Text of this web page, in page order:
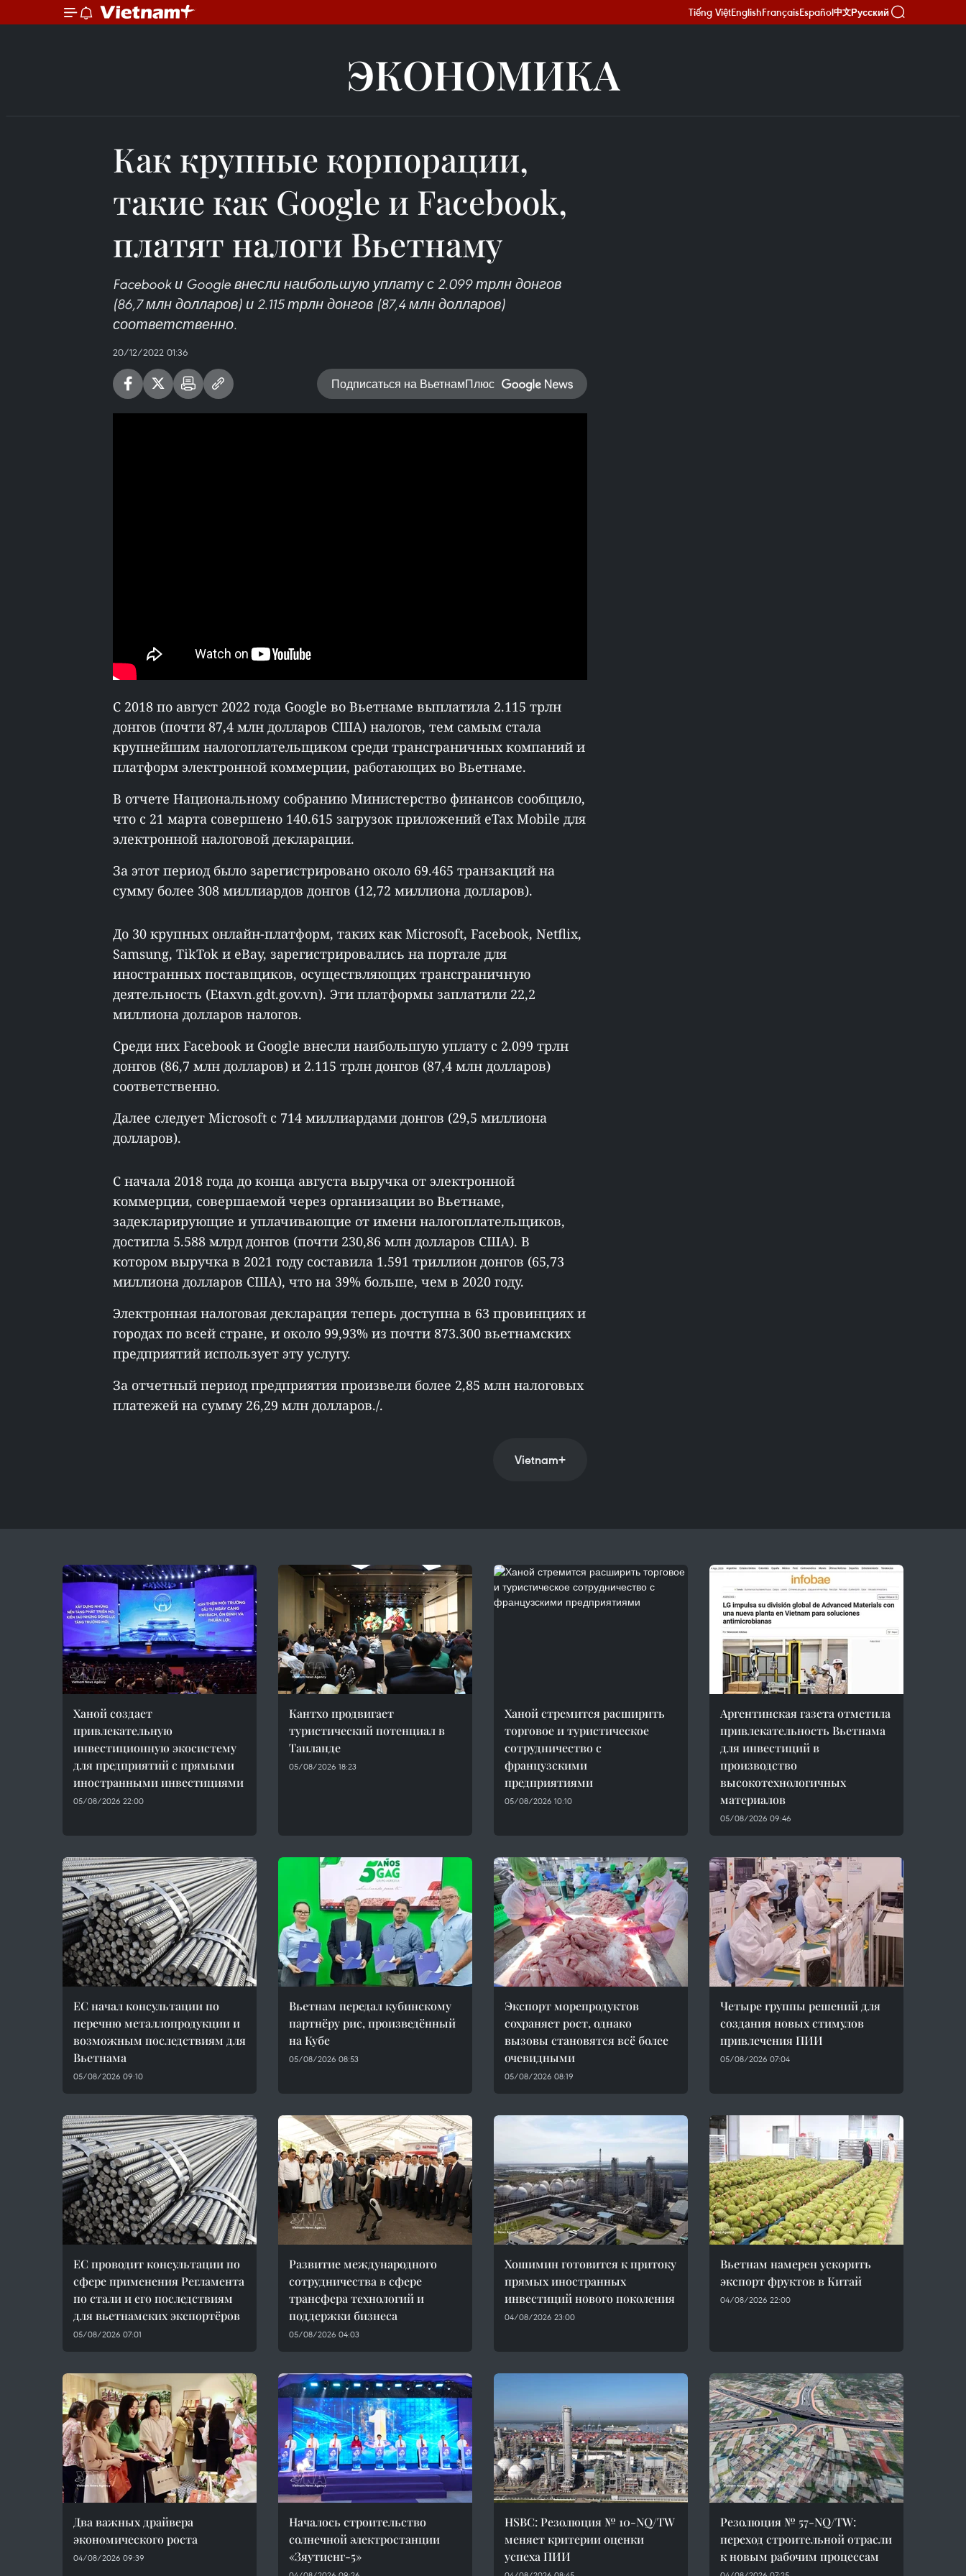
Tiếng ViệtEnglishFrançaisEspañol中文Русский
ЭКОНОМИКА
Как крупные корпорации,
такие как Google и Facebook,
платят налоги Вьетнаму
Facebook и Google внесли наибольшую уплату с 2.099 трлн донгов
(86,7 млн долларов) и 2.115 трлн донгов (87,4 млн долларов)
соответственно.
20/12/2022 01:36
Подписаться на ВьетнамПлюс
С 2018 по август 2022 года Google во Вьетнаме выплатила 2.115 трлн
донгов (почти 87,4 млн долларов США) налогов, тем самым стала
крупнейшим налогоплательщиком среди трансграничных компаний и
платформ электронной коммерции, работающих во Вьетнаме.
В отчете Национальному собранию Министерство финансов сообщило,
что с 21 марта совершено 140.615 загрузок приложений eTax Mobile для
электронной налоговой декларации.
За этот период было зарегистрировано около 69.465 транзакций на
сумму более 308 миллиардов донгов (12,72 миллиона долларов).
До 30 крупных онлайн-платформ, таких как Microsoft, Facebook, Netflix,
Samsung, TikTok и eBay, зарегистрировались на портале для
иностранных поставщиков, осуществляющих трансграничную
деятельность (Etaxvn.gdt.gov.vn). Эти платформы заплатили 22,2
миллиона долларов налогов.
Среди них Facebook и Google внесли наибольшую уплату с 2.099 трлн
донгов (86,7 млн долларов) и 2.115 трлн донгов (87,4 млн долларов)
соответственно.
Далее следует Microsoft с 714 миллиардами донгов (29,5 миллиона
долларов).
С начала 2018 года до конца августа выручка от электронной
коммерции, совершаемой через организации во Вьетнаме,
задекларирующие и уплачивающие от имени налогоплательщиков,
достигла 5.588 млрд донгов (почти 230,86 млн долларов США). В
котором выручка в 2021 году составила 1.591 триллион донгов (65,73
миллиона долларов США), что на 39% больше, чем в 2020 году.
Электронная налоговая декларация теперь доступна в 63 провинциях и
городах по всей стране, и около 99,93% из почти 873.300 вьетнамских
предприятий использует эту услугу.
За отчетный период предприятия произвели более 2,85 млн налоговых
платежей на сумму 26,29 млн долларов./.
Vietnam+
Ханой создает
привлекательную
инвестиционную экосистему
для предприятий с прямыми
иностранными инвестициями
05/08/2026 22:00
Кантхо продвигает
туристический потенциал в
Таиланде
05/08/2026 18:23
Ханой стремится расширить
торговое и туристическое
сотрудничество с
французскими
предприятиями
05/08/2026 10:10
Аргентинская газета отметила
привлекательность Вьетнама
для инвестиций в
производство
высокотехнологичных
материалов
05/08/2026 09:46
ЕС начал консультации по
перечню металлопродукции и
возможным последствиям для
Вьетнама
05/08/2026 09:10
Вьетнам передал кубинскому
партнёру рис, произведённый
на Кубе
05/08/2026 08:53
Экспорт морепродуктов
сохраняет рост, однако
вызовы становятся всё более
очевидными
05/08/2026 08:19
Четыре группы решений для
создания новых стимулов
привлечения ПИИ
05/08/2026 07:04
ЕС проводит консультации по
сфере применения Регламента
по стали и его последствиям
для вьетнамских экспортёров
05/08/2026 07:01
Развитие международного
сотрудничества в сфере
трансфера технологий и
поддержки бизнеса
05/08/2026 04:03
Хошимин готовится к притоку
прямых иностранных
инвестиций нового поколения
04/08/2026 23:00
Вьетнам намерен ускорить
экспорт фруктов в Китай
04/08/2026 22:00
Два важных драйвера
экономического роста
04/08/2026 09:39
Началось строительство
солнечной электростанции
«Зяутиенг-5»
HSBC: Резолюция № 10-NQ/TW
меняет критерии оценки
успеха ПИИ
Резолюция № 57-NQ/TW:
переход строительной отрасли
к новым рабочим процессам